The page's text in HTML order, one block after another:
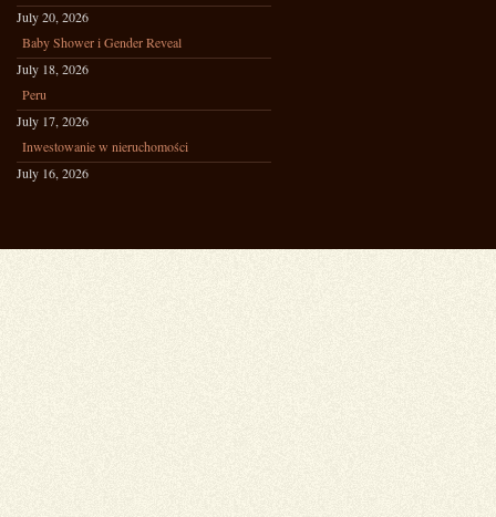
July 20, 2026
Baby Shower i Gender Reveal
July 18, 2026
Peru
July 17, 2026
Inwestowanie w nieruchomości
July 16, 2026